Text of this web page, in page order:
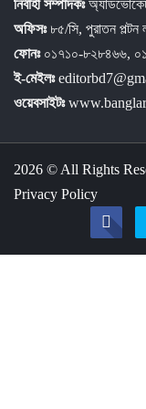
নির্বাহী সম্পাদকঃঅ্যাডভোকেট
অফিসঃ৮৫/সি, পুরাতন পল্টন
ফোনঃ ০১৭১০-৮২৮৪৬৬,
ই-মেইলঃ
ওয়েবসাইটঃ
2026 © All Rights
Privacy Policy